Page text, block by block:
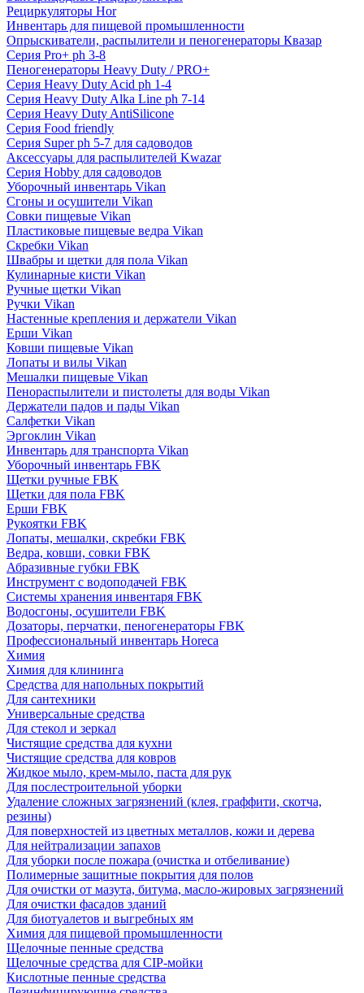
Рециркуляторы Hor
Инвентарь для пищевой промышленности
Опрыскиватели, распылители и пеногенераторы Квазар
Серия Pro+ ph 3-8
Пеногенераторы Heavy Duty / PRO+
Серия Heavy Duty Acid ph 1-4
Серия Heavy Duty Alka Line ph 7-14
Серия Heavy Duty AntiSilicone
Серия Food friendly
Серия Super ph 5-7 для садоводов
Аксессуары для распылителей Kwazar
Серия Hobby для садоводов
Уборочный инвентарь Vikan
Сгоны и осушители Vikan
Совки пищевые Vikan
Пластиковые пищевые ведра Vikan
Скребки Vikan
Швабры и щетки для пола Vikan
Кулинарные кисти Vikan
Ручные щетки Vikan
Ручки Vikan
Настенные крепления и держатели Vikan
Ерши Vikan
Ковши пищевые Vikan
Лопаты и вилы Vikan
Мешалки пищевые Vikan
Пенораспылители и пистолеты для воды Vikan
Держатели падов и пады Vikan
Салфетки Vikan
Эргоклин Vikan
Инвентарь для транспорта Vikan
Уборочный инвентарь FBK
Щетки ручные FBK
Щетки для пола FBK
Ерши FBK
Рукоятки FBK
Лопаты, мешалки, скребки FBK
Ведра, ковши, совки FBK
Абразивные губки FBK
Инструмент с водоподачей FBK
Системы хранения инвентаря FBK
Водосгоны, осушители FBK
Дозаторы, перчатки, пеногенераторы FBK
Профессиональный инвентарь Horeca
Химия
Химия для клининга
Средства для напольных покрытий
Для сантехники
Универсальные средства
Для стекол и зеркал
Чистящие средства для кухни
Чистящие средства для ковров
Жидкое мыло, крем-мыло, паста для рук
Для послестроительной уборки
Удаление сложных загрязнений (клея, граффити, скотча,
резины)
Для поверхностей из цветных металлов, кожи и дерева
Для нейтрализации запахов
Для уборки после пожара (очистка и отбеливание)
Полимерные защитные покрытия для полов
Для очистки от мазута, битума, масло-жировых загрязнений
Для очистки фасадов зданий
Для биотуалетов и выгребных ям
Химия для пищевой промышленности
Щелочные пенные средства
Щелочные средства для CIP-мойки
Кислотные пенные средства